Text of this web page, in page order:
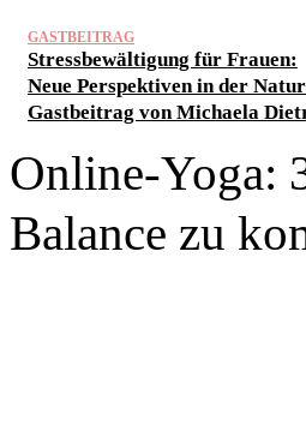
GASTBEITRAG
Stressbewältigung für Frauen:
Neue Perspektiven in der
Gastbeitrag von Michaela
Online-Yoga:
Balance zu